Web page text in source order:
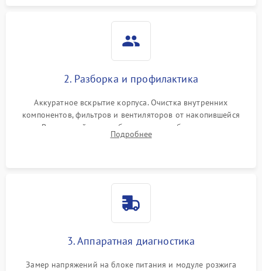
2. Разборка и профилактика
Аккуратное вскрытие корпуса. Очистка внутренних
компонентов, фильтров и вентиляторов от накопившейся
пыли. Визуальный осмотр блока питания, балласта лампы и
материнской платы на наличие прогаров или вздутых
Подробнее
3. Аппаратная диагностика
Замер напряжений на блоке питания и модуле розжига